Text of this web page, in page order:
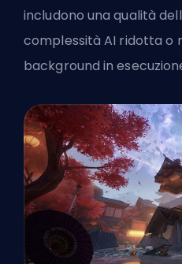
includono una qualità
complessità AI ridotta o
background in